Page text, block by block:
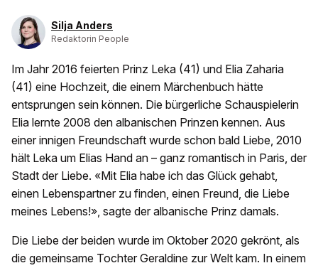
Silja Anders
Redaktorin People
Im Jahr 2016 feierten Prinz Leka (41) und Elia Zaharia
(41) eine Hochzeit, die einem Märchenbuch hätte
entsprungen sein können. Die bürgerliche Schauspielerin
Elia lernte 2008 den albanischen Prinzen kennen. Aus
einer innigen Freundschaft wurde schon bald Liebe, 2010
hält Leka um Elias Hand an – ganz romantisch in Paris, der
Stadt der Liebe. «Mit Elia habe ich das Glück gehabt,
einen Lebenspartner zu finden, einen Freund, die Liebe
meines Lebens!», sagte der albanische Prinz damals.
Die Liebe der beiden wurde im Oktober 2020 gekrönt, als
die gemeinsame Tochter Geraldine zur Welt kam. In einem